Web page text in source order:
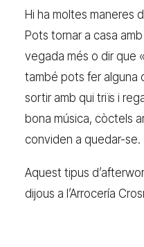
Hi ha moltes maneres
Pots tornar a casa
vegada més o dir que
també pots fer alguna
sortir amb qui triïs i
bona música, còctels
conviden a quedar-se.
Aquest tipus
dijous a l’Arrocería